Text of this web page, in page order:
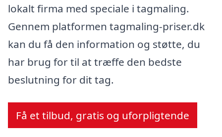
lokalt firma med speciale i tagmaling.
Gennem platformen tagmaling-priser.dk
kan du få den information og støtte, du
har brug for til at træffe den bedste
beslutning for dit tag.
Få et tilbud, gratis og uforpligtende